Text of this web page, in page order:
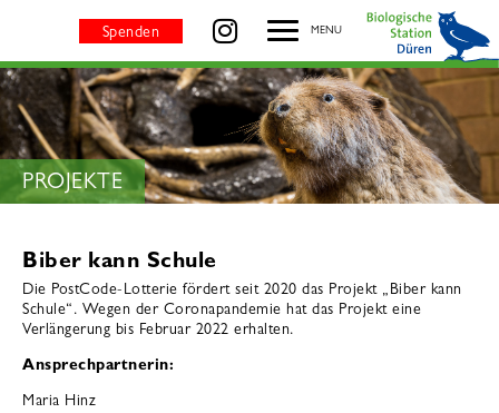
MENU
Spenden besuchen Sie uns
SEITENTITEL:
PROJEKTE
Biber kann Schule
Die PostCode-Lotterie fördert seit 2020 das Projekt „Biber kann
Schule“. Wegen der Coronapandemie hat das Projekt eine
Verlängerung bis Februar 2022 erhalten.
Ansprechpartnerin:
Maria Hinz